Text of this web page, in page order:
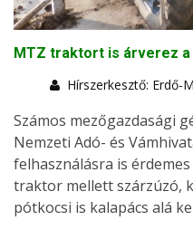
MTZ traktort is árverez a
Hírszerkesztő: Erdő-
Számos mezőgazdasági
Nemzeti Adó- és
felhasználásra is
traktor mellett szárzúzó,
pótkocsi is kalapács alá